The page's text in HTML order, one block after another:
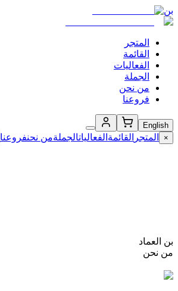
بن
المتجر
القائمة
الفعاليات
الجملة
من نحن
فروعنا
English
×
المتجر القائمة الفعالياتالجملةمن نحنفروعنا
بن العماد
من نحن